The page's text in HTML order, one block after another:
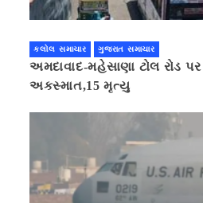
કલોલ સમાચાર ગુજરાત સમાચાર
અમદાવાદ-મહેસાણા ટોલ રોડ
અકસ્માત,15 મૃત્યુ